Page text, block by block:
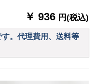
￥ 936 円(税込)
。代理費用、送料等